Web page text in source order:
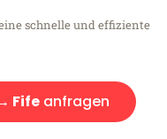
schnelle und effiziente
Fife anfragen